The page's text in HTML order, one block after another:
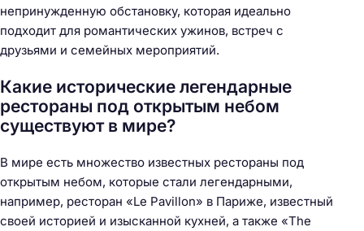
непринужденную обстановку, которая идеально
подходит для романтических ужинов, встреч с
друзьями и семейных мероприятий.
Какие исторические легендарные
рестораны под открытым небом
существуют в мире?
В мире есть множество известных рестораны под
открытым небом, которые стали легендарными,
например, ресторан «Le Pavillon» в Париже, известный
своей историей и изысканной кухней, а также «The